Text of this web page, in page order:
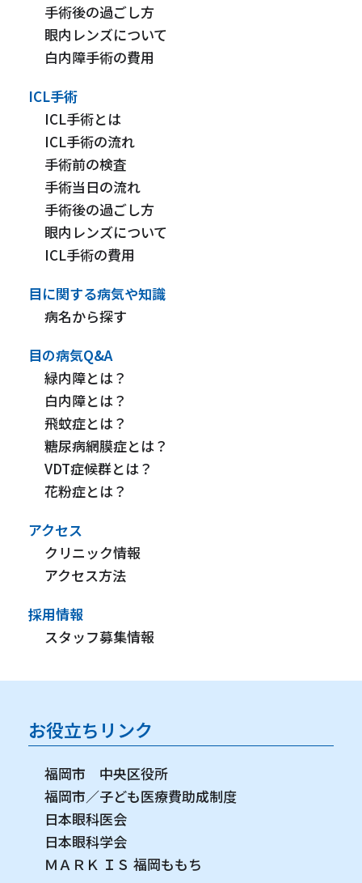
手術後の過ごし方
眼内レンズについて
白内障手術の費用
ICL手術
ICL手術とは
ICL手術の流れ
手術前の検査
手術当日の流れ
手術後の過ごし方
眼内レンズについて
ICL手術の費用
目に関する病気や知識
病名から探す
目の病気Q&A
緑内障とは？
白内障とは？
飛蚊症とは？
糖尿病網膜症とは？
VDT症候群とは？
花粉症とは？
アクセス
クリニック情報
アクセス方法
採用情報
スタッフ募集情報
お役立ちリンク
福岡市 中央区役所
福岡市／子ども医療費助成制度
日本眼科医会
日本眼科学会
ＭＡＲＫ ＩＳ 福岡ももち